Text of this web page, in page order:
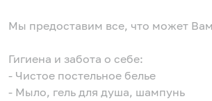
Мы предоставим все, что может
Гигиена и забота о себе:
- Чистое постельное белье
- Мыло, гель для душа, шампунь